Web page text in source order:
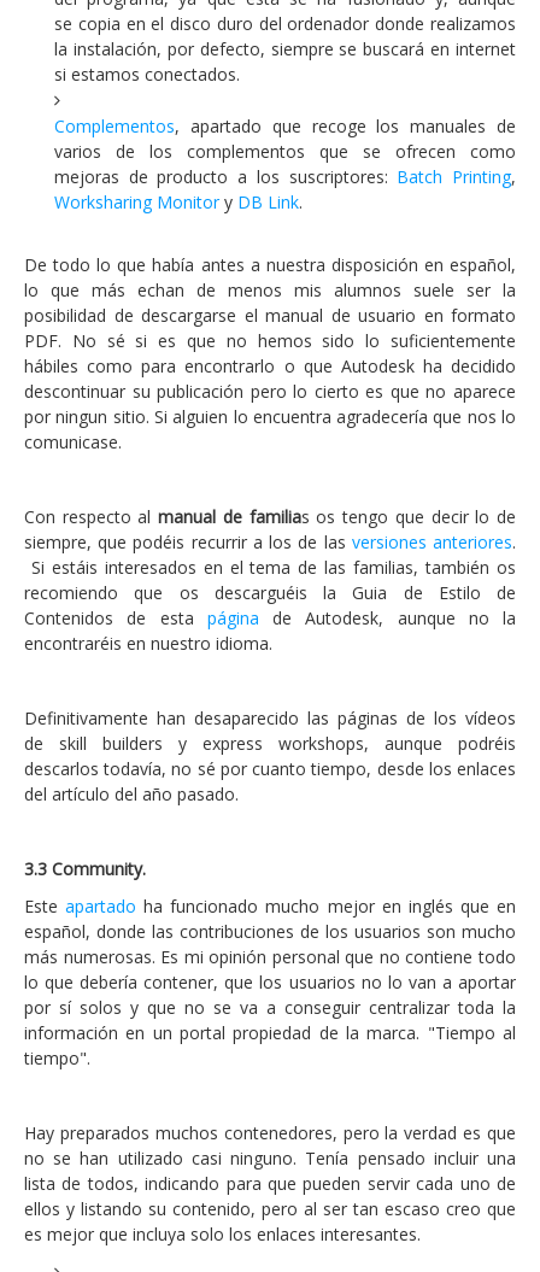
se copia en el disco duro del ordenador donde realizamos
la instalación, por defecto, siempre se buscará en internet
si estamos conectados.
Complementos, apartado que recoge los manuales de
varios de los complementos que se ofrecen como
mejoras de producto a los suscriptores: Batch Printing,
Worksharing Monitory DB Link.
De todo lo que había antes a nuestra disposición en español,
lo que más echan de menos mis alumnos suele ser la
posibilidad de descargarse el manual de usuario en formato
PDF. No sé si es que no hemos sido lo suficientemente
hábiles como para encontrarlo o que Autodesk ha decidido
descontinuar su publicación pero lo cierto es que no aparece
por ningun sitio. Si alguien lo encuentra agradecería que nos lo
comunicase.
Con respecto almanual de familias os tengo que decir lo de
siempre, que podéis recurrir a los de las versiones anteriores.
Si estáis interesados en el tema de las familias, también os
recomiendo que os descarguéis la Guia de Estilo de
Contenidos de esta página de Autodesk, aunque no la
encontraréis en nuestro idioma.
Definitivamente han desaparecido las páginas de los vídeos
de skill builders y express workshops, aunque podréis
descarlos todavía, no sé por cuanto tiempo, desde los enlaces
del artículo del año pasado.
3.3 Community.
Esteapartado ha funcionado mucho mejor en inglés que en
español, donde las contribuciones de los usuarios son mucho
más numerosas. Es mi opinión personal que no contiene todo
lo que debería contener, que los usuarios no lo van a aportar
por sí solos y que no se va a conseguir centralizar toda la
información en un portal propiedad de la marca. "Tiempo al
tiempo".
Hay preparados muchos contenedores, pero la verdad es que
no se han utilizado casi ninguno. Tenía pensado incluir una
lista de todos, indicando para que pueden servir cada uno de
ellos y listando su contenido, pero al ser tan escaso creo que
es mejor que incluya solo los enlaces interesantes.